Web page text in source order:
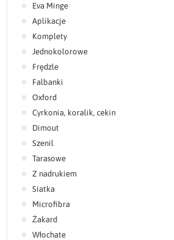
Eva Minge
Aplikacje
Komplety
Jednokolorowe
Frędzle
Falbanki
Oxford
Cyrkonia, koralik, cekin
Dimout
Szenil
Tarasowe
Z nadrukiem
Siatka
Microfibra
Żakard
Włochate